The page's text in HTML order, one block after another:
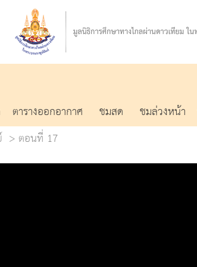
ตารางออกอากาศ ชมสด ชมล่วงหน้า
ตอนที่ 17